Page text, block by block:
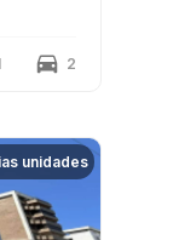
2
unidades